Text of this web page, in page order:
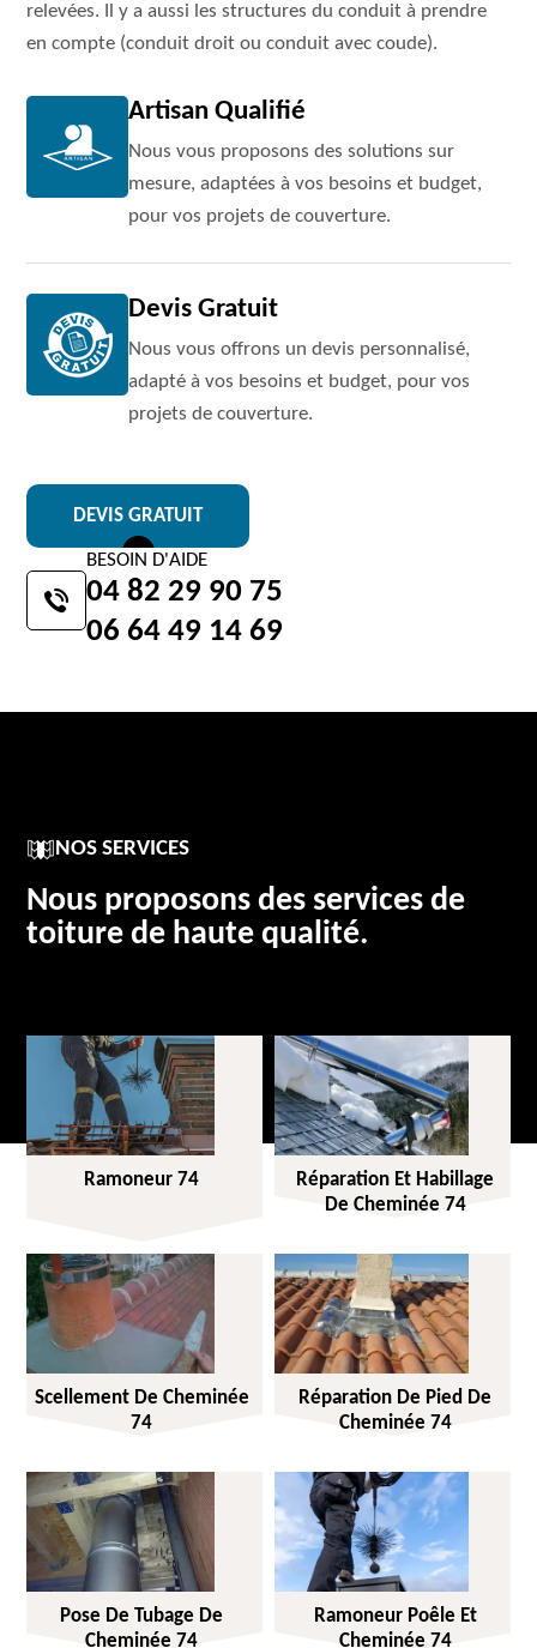
relevées. Il y a aussi les structures du conduit à prendre
en compte (conduit droit ou conduit avec coude).
Artisan Qualifié
Nous vous proposons des solutions sur
mesure, adaptées à vos besoins et budget,
pour vos projets de couverture.
Devis Gratuit
Nous vous offrons un devis personnalisé,
adapté à vos besoins et budget, pour vos
projets de couverture.
DEVIS GRATUIT
BESOIN D'AIDE
04 82 29 90 75
06 64 49 14 69
NOS SERVICES
Nous proposons des services de
toiture de haute qualité.
Ramoneur 74
Réparation Et Habillage
De Cheminée 74
Scellement De Cheminée
74
Réparation De Pied De
Cheminée 74
Pose De Tubage De
Cheminée 74
Ramoneur Poêle Et
Cheminée 74